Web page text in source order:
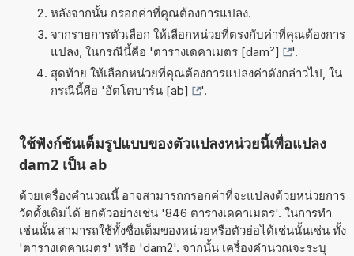
หลังจากนั้น กรอกค่าที่คุณต้องการแปลง.
จากรายการตัวเลือก ให้เลือกหน่วยที่ตรงกับค่าที่คุณต้องการ
แปลง, ในกรณีนี้คือ 'ตารางเดคาเมตร [dam²]
'.
สุดท้าย ให้เลือกหน่วยที่คุณต้องการแปลงค่าดังกล่าวไป, ใน
กรณีนี้คือ 'อัตโตบาร์น [ab] '.
ใช้ฟังก์ชันเต็มรูปแบบของตัวแปลงหน่วยนี้เพื่อแปลง
dam2 เป็น ab
ด้วยเครื่องคำนวณนี้ อาจสามารถกรอกค่าที่จะแปลงด้วยหน่วยการ
วัดดั้งเดิมได้ ยกตัวอย่างเช่น '846 ตารางเดคาเมตร'. ในการทำ
เช่นนั้น สามารถใช้ทั้งชื่อเต็มของหน่วยหรือตัวย่อได้เช่นนั้นเช่น ทั้ง
'ตารางเดคาเมตร' หรือ 'dam2'. จากนั้น เครื่องคำนวณจะระบุ